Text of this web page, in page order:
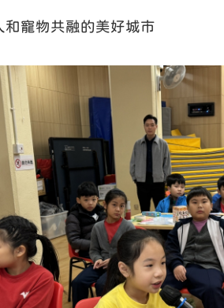
寵物共融的美好城市